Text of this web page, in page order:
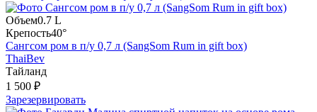
Объем0.7 L
Крепость40°
Сангсом ром в п/у 0,7 л (SangSom Rum in gift box)
ThaiBev
Тайланд
1 500 ₽
Зарезервировать